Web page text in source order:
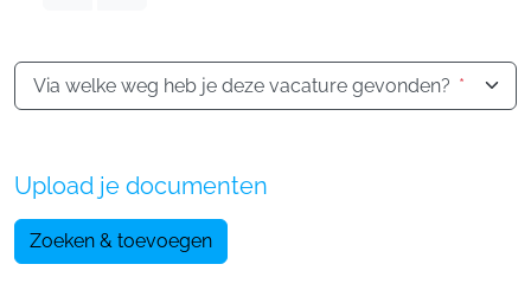
Via welke weg heb je deze vacature gevonden? *
Upload je documenten
Zoeken & toevoegen